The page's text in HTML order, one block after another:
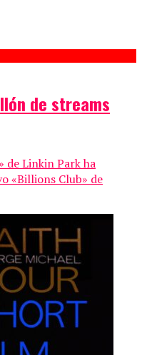
de streams
de Linkin Park ha
«Billions Club» de